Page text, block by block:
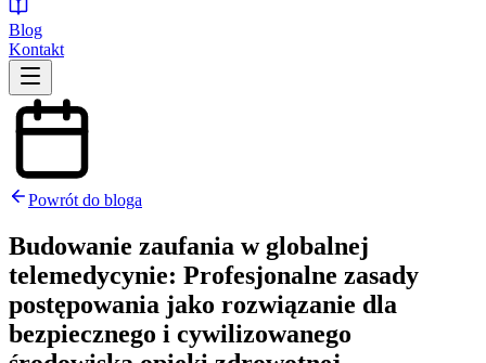
Blog
Kontakt
Powrót do bloga
Budowanie zaufania w globalnej
telemedycynie: Profesjonalne zasady
postępowania jako rozwiązanie dla
bezpiecznego i cywilizowanego